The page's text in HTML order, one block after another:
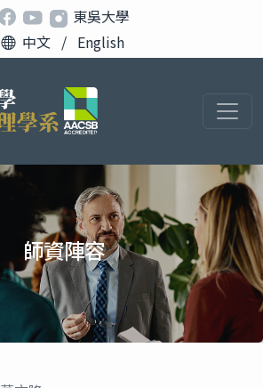
東吳大學
中文 / English
師資陣容